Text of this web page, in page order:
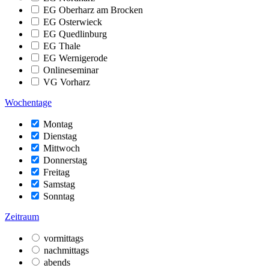
EG Oberharz am Brocken
EG Osterwieck
EG Quedlinburg
EG Thale
EG Wernigerode
Onlineseminar
VG Vorharz
Wochentage
Montag
Dienstag
Mittwoch
Donnerstag
Freitag
Samstag
Sonntag
Zeitraum
vormittags
nachmittags
abends